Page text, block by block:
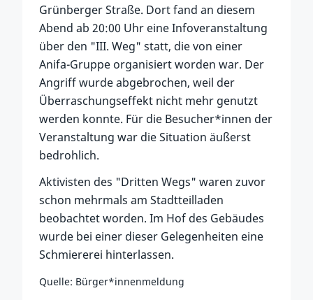
Grünberger Straße. Dort fand an diesem
Abend ab 20:00 Uhr eine Infoveranstaltung
über den "III. Weg" statt, die von einer
Anifa-Gruppe organisiert worden war. Der
Angriff wurde abgebrochen, weil der
Überraschungseffekt nicht mehr genutzt
werden konnte. Für die Besucher*innen der
Veranstaltung war die Situation äußerst
bedrohlich.
Aktivisten des "Dritten Wegs" waren zuvor
schon mehrmals am Stadtteilladen
beobachtet worden. Im Hof des Gebäudes
wurde bei einer dieser Gelegenheiten eine
Schmiererei hinterlassen.
Quelle: Bürger*innenmeldung